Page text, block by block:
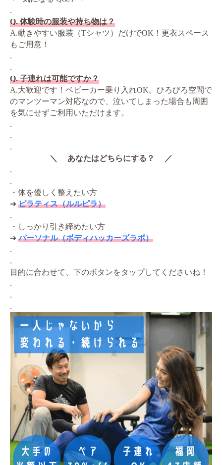
.
Q. 体験時の服装や持ち物は？
A.動きやすい服装（Tシャツ）だけでOK！更衣スペース
もご用意！
.
.
Q. 子連れは可能ですか？
A.大歓迎です！ベビーカー乗り入れOK。ひろびろ空間で
のマンツーマン対応なので、泣いてしまった場合も周囲
を気にせずご利用いただけます。
.
.
.
＼ あなたはどちらにする？ ／
.
.
・体を優しく整えたい方
➔ ピラティス（ルルピラ）
.
・しっかり引き締めたい方
➔パーソナル（ボディハッカーズラボ）
.
.
目的に合わせて、下のボタンをタップしてくださいね！
.
.
.